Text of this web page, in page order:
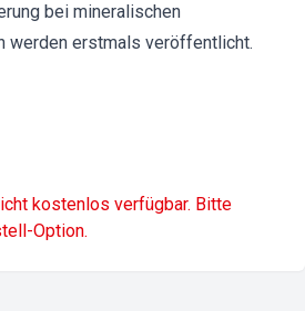
bei mineralischen
werden erstmals veröffentlicht.
kostenlos verfügbar. Bitte
Option.